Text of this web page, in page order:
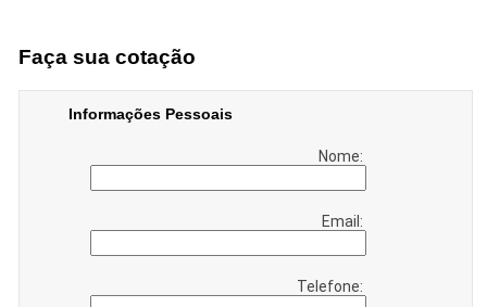
Faça sua cotação
Informações Pessoais
Nome:
Email:
Telefone: